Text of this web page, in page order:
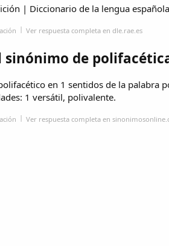
| Diccionario de la lengua
Ver respuesta completa en dle.rae.es
sinónimo de
en 1 sentidos de la palabra
1 versátil, polivalente.
Ver respuesta completa en